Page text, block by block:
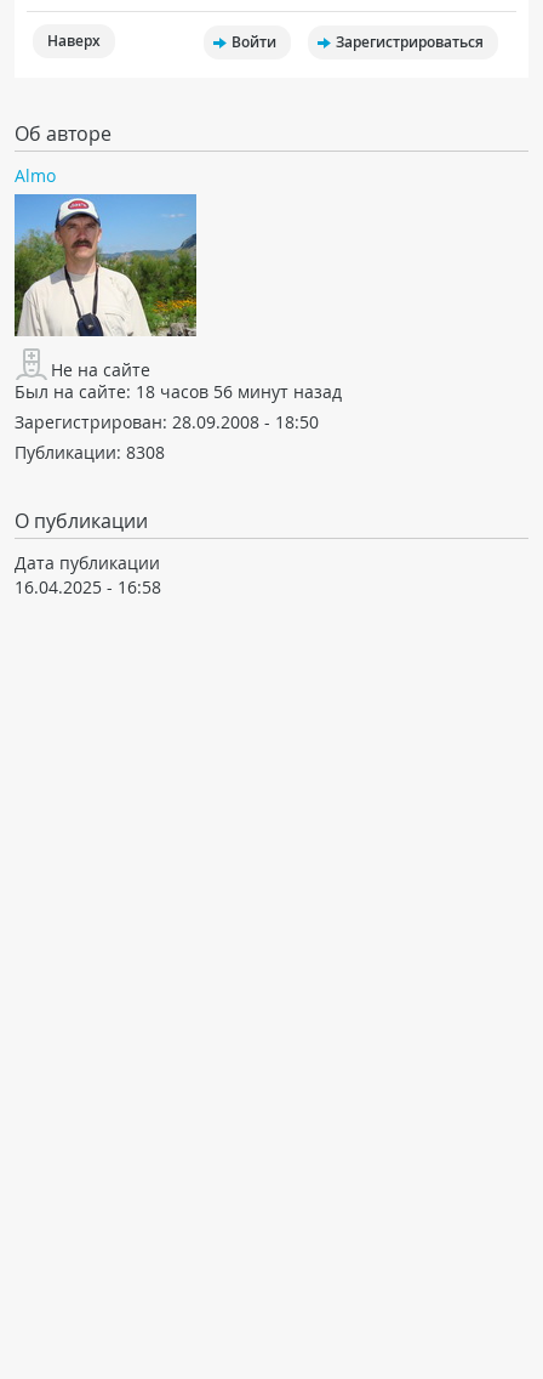
Наверх Войти Зарегистрироваться
Об авторе
Almo
Не на сайте
Был на сайте: 18 часов 56 минут назад
Зарегистрирован: 28.09.2008 - 18:50
Публикации: 8308
О публикации
Дата публикации
16.04.2025 - 16:58